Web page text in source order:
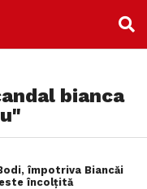
bianca
împotriva Biancăi
este încolțită